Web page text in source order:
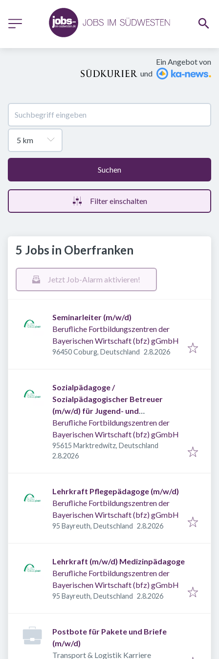
Ein Angebot von
und
Suchen
Filter einschalten
5 Jobs in Oberfranken
Jetzt Job-Alarm aktivieren!
Seminarleiter (m/w/d)
Berufliche Fortbildungszentren der
Bayerischen Wirtschaft (bfz) gGmbH
96450 Coburg, Deutschland Veröffentlicht :
2.8.2026
Sozialpädagoge /
Sozialpädagogischer Betreuer
(m/w/d) für Jugend- und
Erwachsenenmaßnahmen
Berufliche Fortbildungszentren der
Bayerischen Wirtschaft (bfz) gGmbH
95615 Marktredwitz, Deutschland
Veröffentlicht
2.8.2026
Lehrkraft Pflegepädagoge (m/w/d)
Berufliche Fortbildungszentren der
Bayerischen Wirtschaft (bfz) gGmbH
95 Bayreuth, Deutschland Veröffentlicht
2.8.2026
Lehrkraft (m/w/d) Medizinpädagoge
Berufliche Fortbildungszentren der
Bayerischen Wirtschaft (bfz) gGmbH
95 Bayreuth, Deutschland Veröffentlicht
2.8.2026
Postbote für Pakete und Briefe
(m/w/d)
Transport & Logistik Karriere